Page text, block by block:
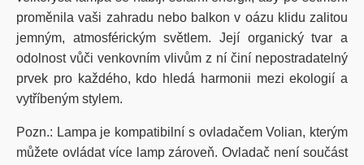
proměnila vaši zahradu nebo balkon v oázu klidu zalitou
jemným, atmosférickým světlem. Její organický tvar a
odolnost vůči venkovním vlivům z ní činí nepostradatelný
prvek pro každého, kdo hledá harmonii mezi ekologií a
vytříbeným stylem.
Pozn.: Lampa je kompatibilní s ovladačemVolian, kterým
můžete ovládat více lamp zároveň.Ovladač není součást